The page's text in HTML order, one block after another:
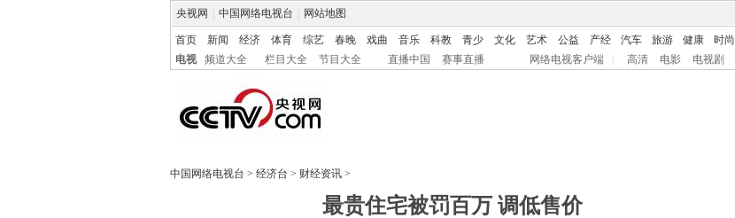
央视网 中国网络电视台 网站地图
首页 新闻 经济 体育 综艺 春晚 戏曲 音乐 科教 青少 文化 艺术 公益 产经 汽车 旅游 健康 时尚
电视
频道大全 栏目大全 节目大全 直播中国 赛事直播 网络电视客户端 高清 电影 电视剧
中国网络电视台 > 经济台 > 财经资讯 >
最贵住宅被罚百万 调低售价